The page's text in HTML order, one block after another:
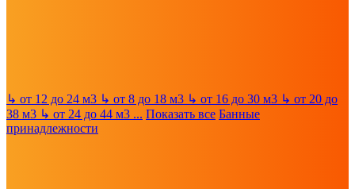
↳ от 12 до 24 м3 ↳ от 8 до 18 м3 ↳ от 16 до 30 м3 ↳ от 20 до
38 м3 ↳ от 24 до 44 м3 ... Показать все Банные
принадлежности